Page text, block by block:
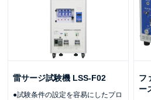
雷サージ試験機 LSS-F02
●試験条件の設定を容易にしたプロ
フ
ー